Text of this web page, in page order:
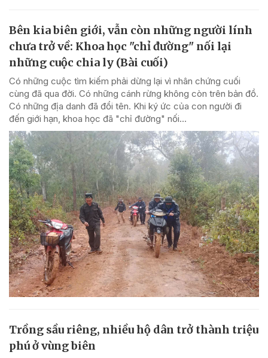
Bên kia biên giới, vẫn còn những người lính
chưa trở về: Khoa học "chỉ đường" nối lại
những cuộc chia ly (Bài cuối)
Có những cuộc tìm kiếm phải dừng lại vì nhân chứng cuối
cùng đã qua đời. Có những cánh rừng không còn trên bản đồ.
Có những địa danh đã đổi tên. Khi ký ức của con người đi
đến giới hạn, khoa học đã "chỉ đường" nối...
Trồng sầu riêng, nhiều hộ dân trở thành triệu
phú ở vùng biên